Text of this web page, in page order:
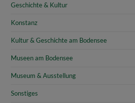
Geschichte & Kultur
Konstanz
Kultur & Geschichte am Bodensee
Museen am Bodensee
Museum & Ausstellung
Sonstiges